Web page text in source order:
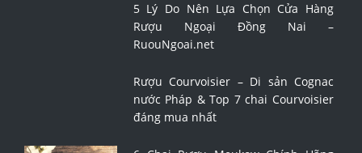
5 Lý Do Nên Lựa Chọn Cửa Hàng
Rượu Ngoại Đồng Nai –
RuouNgoai.net
Rượu Courvoisier – Di sản Cognac
nước Pháp & Top 7 chai Courvoisier
đáng mua nhất